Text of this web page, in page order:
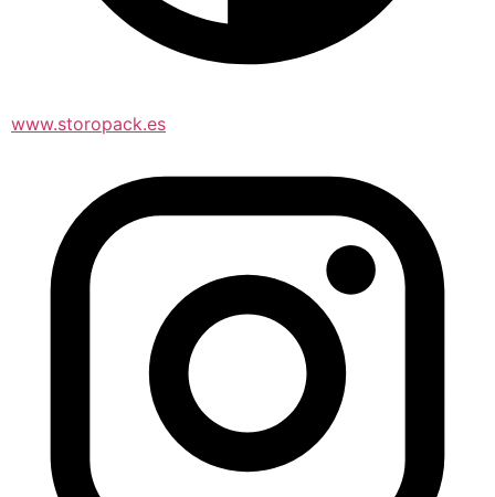
www.storopack.es